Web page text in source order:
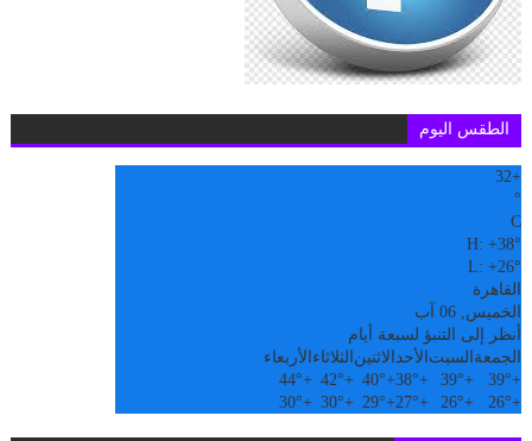
الطقس اليوم
+
32
°
C
H:+38°
L:+26°
القاهرة
الخميس, 06 آب
أنظر إلى التنبؤ لسبعة أيام
الجمعة السبت الأحدالاثنين الثلاثاء الأربعاء
+
39°
+
39°
+
38°
+
40°
+
42°
+
44°
+
26°
+
26°
+
27°
+
29°
+
30°
+
30°